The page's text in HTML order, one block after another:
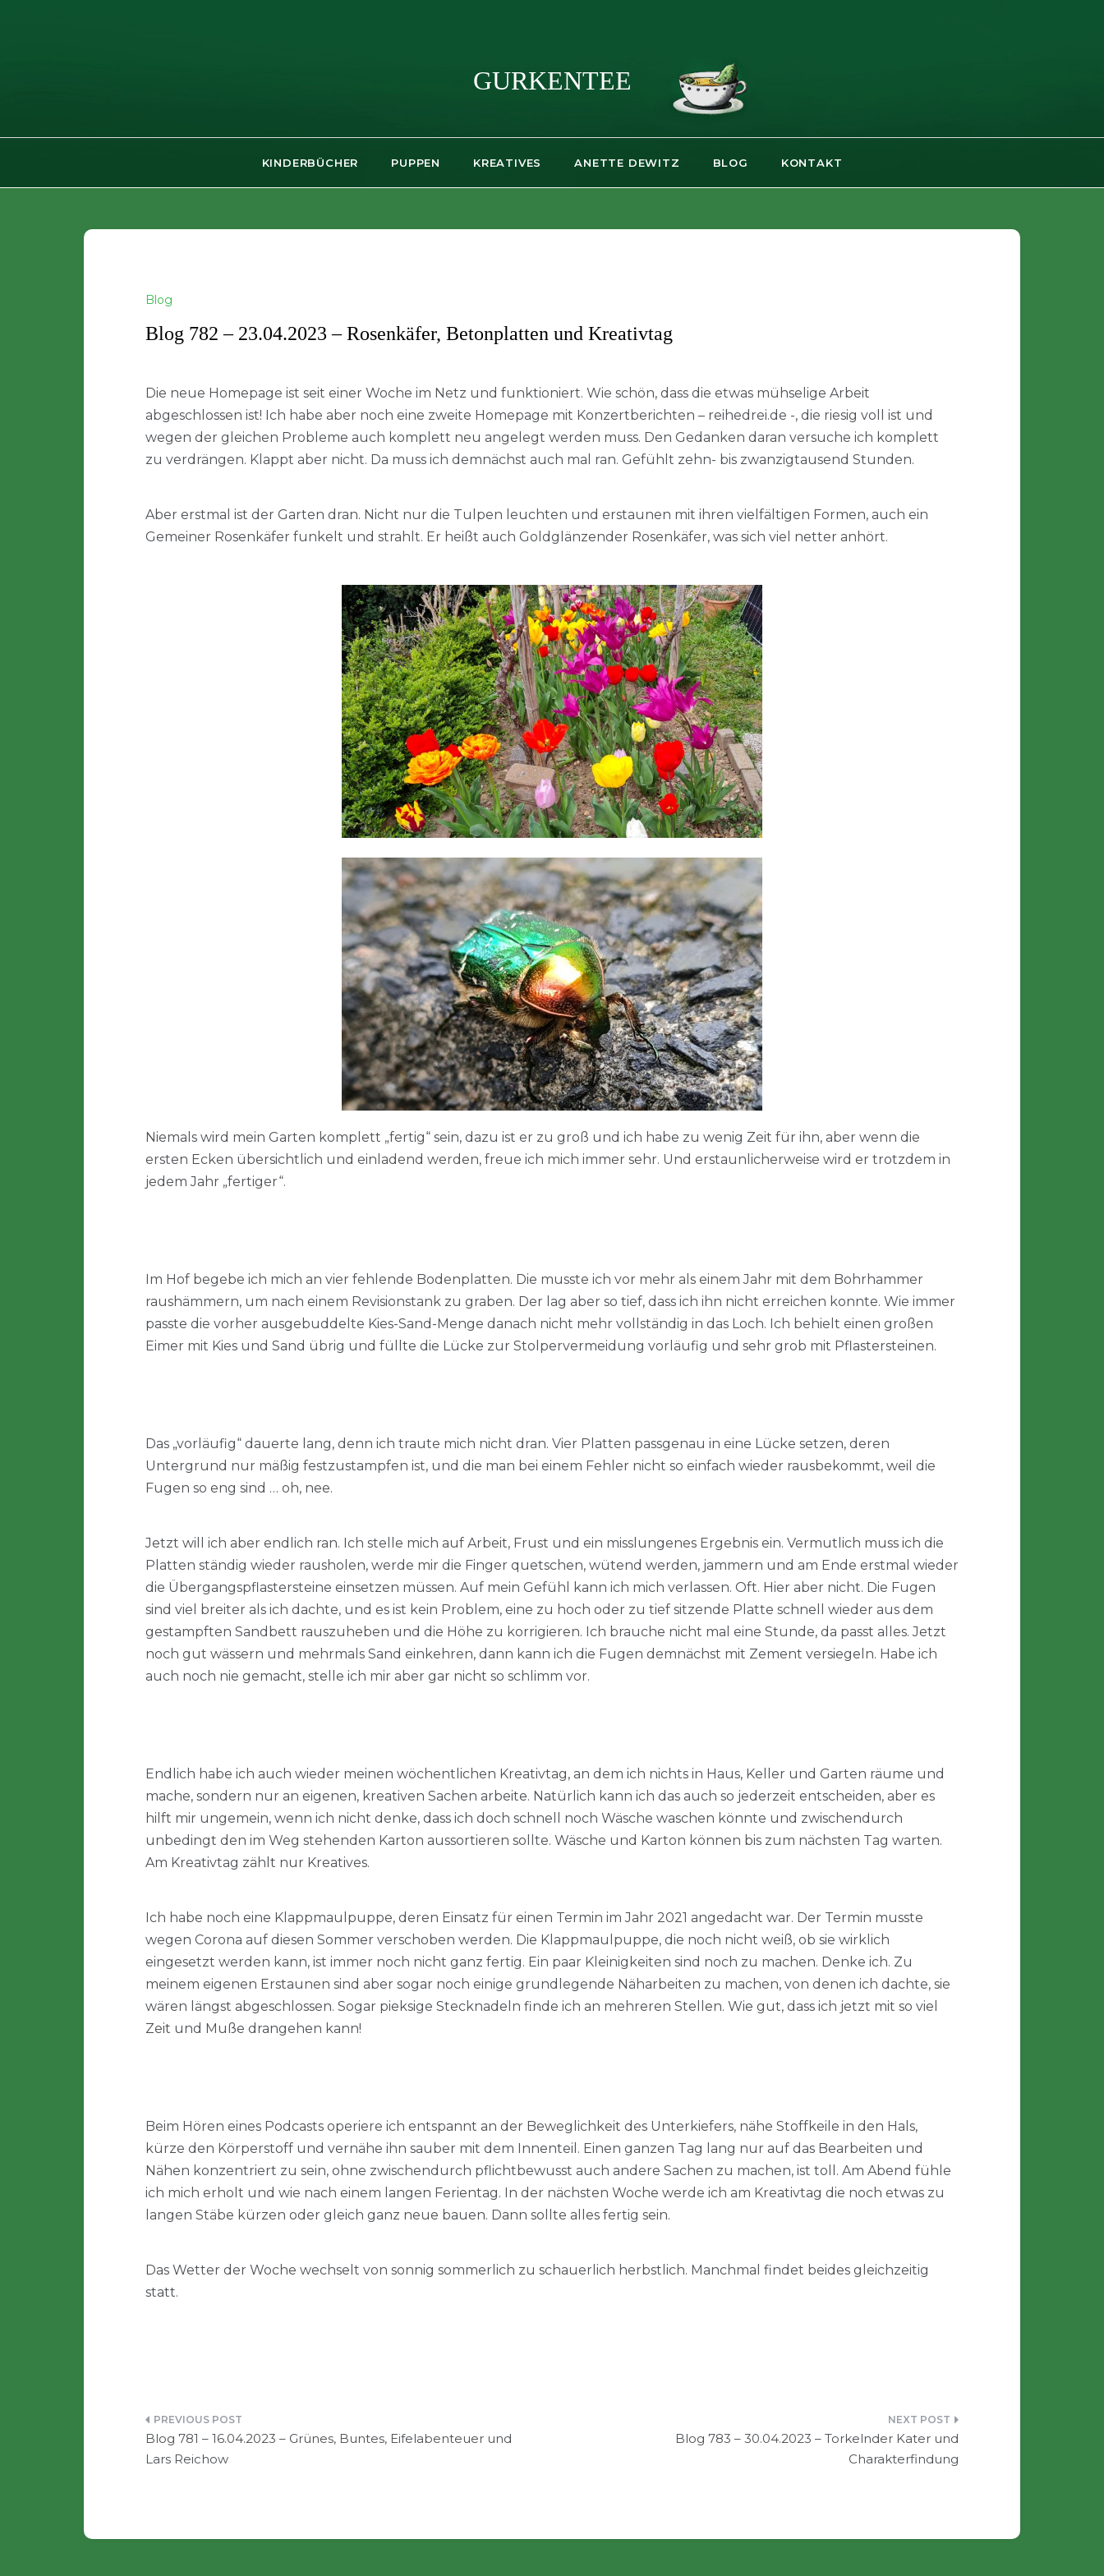
GURKENTEE
KINDERBÜCHER PUPPEN KREATIVES ANETTE DEWITZ BLOG KONTAKT
Blog
Blog 782 – 23.04.2023 – Rosenkäfer, Betonplatten und Kreativtag
Die neue Homepage ist seit einer Woche im Netz und funktioniert. Wie schön, dass die etwas mühselige Arbeit
abgeschlossen ist! Ich habe aber noch eine zweite Homepage mit Konzertberichten – reihedrei.de -, die riesig voll ist und
wegen der gleichen Probleme auch komplett neu angelegt werden muss. Den Gedanken daran versuche ich komplett
zu verdrängen. Klappt aber nicht. Da muss ich demnächst auch mal ran. Gefühlt zehn- bis zwanzigtausend Stunden.
Aber erstmal ist der Garten dran. Nicht nur die Tulpen leuchten und erstaunen mit ihren vielfältigen Formen, auch ein
Gemeiner Rosenkäfer funkelt und strahlt. Er heißt auch Goldglänzender Rosenkäfer, was sich viel netter anhört.
Niemals wird mein Garten komplett „fertig“ sein, dazu ist er zu groß und ich habe zu wenig Zeit für ihn, aber wenn die
ersten Ecken übersichtlich und einladend werden, freue ich mich immer sehr. Und erstaunlicherweise wird er trotzdem in
jedem Jahr „fertiger“.
Im Hof begebe ich mich an vier fehlende Bodenplatten. Die musste ich vor mehr als einem Jahr mit dem Bohrhammer
raushämmern, um nach einem Revisionstank zu graben. Der lag aber so tief, dass ich ihn nicht erreichen konnte. Wie immer
passte die vorher ausgebuddelte Kies-Sand-Menge danach nicht mehr vollständig in das Loch. Ich behielt einen großen
Eimer mit Kies und Sand übrig und füllte die Lücke zur Stolpervermeidung vorläufig und sehr grob mit Pflastersteinen.
Das „vorläufig“ dauerte lang, denn ich traute mich nicht dran. Vier Platten passgenau in eine Lücke setzen, deren
Untergrund nur mäßig festzustampfen ist, und die man bei einem Fehler nicht so einfach wieder rausbekommt, weil die
Fugen so eng sind … oh, nee.
Jetzt will ich aber endlich ran. Ich stelle mich auf Arbeit, Frust und ein misslungenes Ergebnis ein. Vermutlich muss ich die
Platten ständig wieder rausholen, werde mir die Finger quetschen, wütend werden, jammern und am Ende erstmal wieder
die Übergangspflastersteine einsetzen müssen. Auf mein Gefühl kann ich mich verlassen. Oft. Hier aber nicht. Die Fugen
sind viel breiter als ich dachte, und es ist kein Problem, eine zu hoch oder zu tief sitzende Platte schnell wieder aus dem
gestampften Sandbett rauszuheben und die Höhe zu korrigieren. Ich brauche nicht mal eine Stunde, da passt alles. Jetzt
noch gut wässern und mehrmals Sand einkehren, dann kann ich die Fugen demnächst mit Zement versiegeln. Habe ich
auch noch nie gemacht, stelle ich mir aber gar nicht so schlimm vor.
Endlich habe ich auch wieder meinen wöchentlichen Kreativtag, an dem ich nichts in Haus, Keller und Garten räume und
mache, sondern nur an eigenen, kreativen Sachen arbeite. Natürlich kann ich das auch so jederzeit entscheiden, aber es
hilft mir ungemein, wenn ich nicht denke, dass ich doch schnell noch Wäsche waschen könnte und zwischendurch
unbedingt den im Weg stehenden Karton aussortieren sollte. Wäsche und Karton können bis zum nächsten Tag warten.
Am Kreativtag zählt nur Kreatives.
Ich habe noch eine Klappmaulpuppe, deren Einsatz für einen Termin im Jahr 2021 angedacht war. Der Termin musste
wegen Corona auf diesen Sommer verschoben werden. Die Klappmaulpuppe, die noch nicht weiß, ob sie wirklich
eingesetzt werden kann, ist immer noch nicht ganz fertig. Ein paar Kleinigkeiten sind noch zu machen. Denke ich. Zu
meinem eigenen Erstaunen sind aber sogar noch einige grundlegende Näharbeiten zu machen, von denen ich dachte, sie
wären längst abgeschlossen. Sogar pieksige Stecknadeln finde ich an mehreren Stellen. Wie gut, dass ich jetzt mit so viel
Zeit und Muße drangehen kann!
Beim Hören eines Podcasts operiere ich entspannt an der Beweglichkeit des Unterkiefers, nähe Stoffkeile in den Hals,
kürze den Körperstoff und vernähe ihn sauber mit dem Innenteil. Einen ganzen Tag lang nur auf das Bearbeiten und
Nähen konzentriert zu sein, ohne zwischendurch pflichtbewusst auch andere Sachen zu machen, ist toll. Am Abend fühle
ich mich erholt und wie nach einem langen Ferientag. In der nächsten Woche werde ich am Kreativtag die noch etwas zu
langen Stäbe kürzen oder gleich ganz neue bauen. Dann sollte alles fertig sein.
Das Wetter der Woche wechselt von sonnig sommerlich zu schauerlich herbstlich. Manchmal findet beides gleichzeitig
statt.
Beitragsnavigation
Blog 781 – 16.04.2023 – Grünes, Buntes, Eifelabenteuer und
Lars Reichow
Blog 783 – 30.04.2023 – Torkelnder Kater und
Charakterfindung